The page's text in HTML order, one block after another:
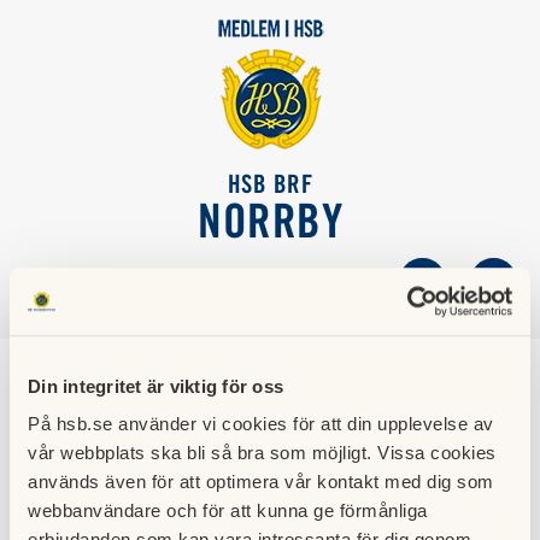
Din integritet är viktig för oss
På hsb.se använder vi cookies för att din upplevelse av
vår webbplats ska bli så bra som möjligt. Vissa cookies
används även för att optimera vår kontakt med dig som
webbanvändare och för att kunna ge förmånliga
HSB BRF
NORRBY
LOGGA IN
Extra stämma
Ibland kallar styrelsen till en extra föreningsstämma. Det
kan till exempel handla om följande:
• när styrelsen anser att det behövs,